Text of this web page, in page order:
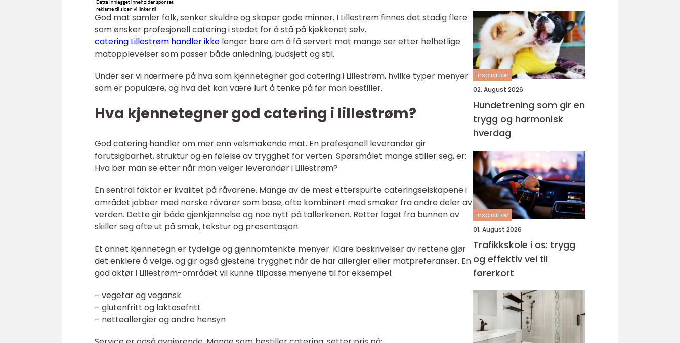
God mat samler folk, senker skuldre og skaper gode minner. I Lillestrøm finnes det stadig flere
som ønsker profesjonell catering i stedet for å stå på kjøkkenet selv.
catering Lillestrøm handler ikke lenger bare om å få servert mat mange ser etter helhetlige
matopplevelser som passer både anledning, budsjett og stil.
Under ser vi nærmere på hva som kjennetegner god catering i Lillestrøm, hvilke typer menyer
som er populære, og hva det kan være lurt å tenke på før man bestiller.
Hva kjennetegner god catering i lillestrøm?
God catering handler om mer enn velsmakende mat. En profesjonell leverandør gir
forutsigbarhet, struktur og en følelse av trygghet for verten. Spørsmålet mange stiller seg, er:
Hva bør man se etter når man velger leverandør i Lillestrøm?
En sentral faktor er kvalitet på råvarene. Mange av de mest etterspurte cateringselskapene i
området jobber med norske råvarer som base, ofte kombinert med smaker fra andre deler av
verden. Dette gir både gjenkjennelse og noe nytt på tallerkenen. Retter laget fra bunnen av
skiller seg ofte ut på smak, tekstur og presentasjon.
Et annet kjennetegn er tydelige og gjennomtenkte menyer. Klare beskrivelser av rettene gjør
det enklere å velge, og gir også gjestene trygghet når de har allergier eller matpreferanser. En
god aktør i Lillestrøm-området vil kunne tilpasse menyene til for eksempel:
– vegetar og vegansk
– glutenfritt og laktosefritt
– nøtteallergier og andre hensyn
inspiration
02. August 2026
Hundetrening som gir en
trygg og harmonisk
hverdag
inspiration
01. August 2026
Trafikkskole i os: trygg
og effektiv vei til
førerkort